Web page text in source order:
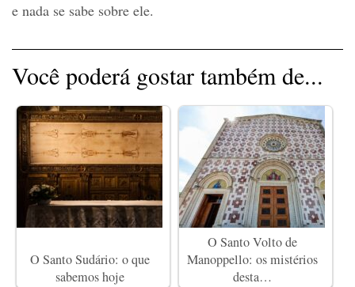
e nada se sabe sobre ele.
Você poderá gostar também de...
O Santo Sudário: o que
sabemos hoje
O Santo Volto de
Manoppello: os mistérios
desta…